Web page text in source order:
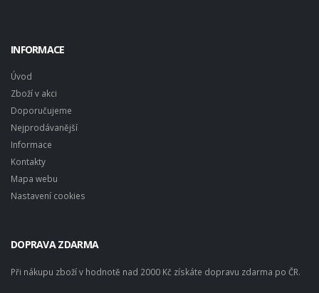
INFORMACE
Úvod
Zboží v akci
Doporučujeme
Nejprodávanější
Informace
Kontakty
Mapa webu
Nastavení cookies
DOPRAVA ZDARMA
Při nákupu zboží v hodnotě nad 2000 Kč získáte dopravu zdarma po ČR.